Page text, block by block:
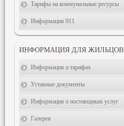
Тарифы на коммунальные ресурсы
Информация 911
ИНФОРМАЦИЯ ДЛЯ ЖИЛЬЦОВ
Информация о тарифах
Уставные документы
Информация о поставщиках услуг
Галерея